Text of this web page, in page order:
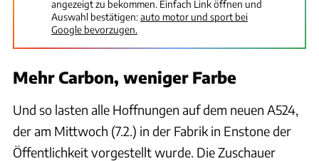
angezeigt zu bekommen. Einfach Link öffnen und
Auswahl bestätigen:auto motor und sport bei
Google bevorzugen.
Mehr Carbon, weniger Farbe
Und so lasten alle Hoffnungen auf dem neuen A524,
der am Mittwoch (7.2.) in der Fabrik in Enstone der
Öffentlichkeit vorgestellt wurde. Die Zuschauer